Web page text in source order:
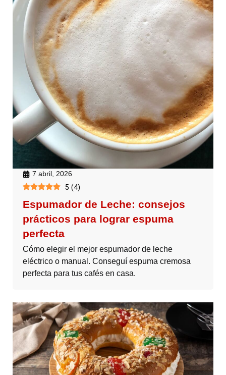
7 abril, 2026
5 (4)
Espumador de Leche: consejos
prácticos para lograr espuma
perfecta
Cómo elegir el mejor espumador de leche
eléctrico o manual. Conseguí espuma cremosa
perfecta para tus cafés en casa.